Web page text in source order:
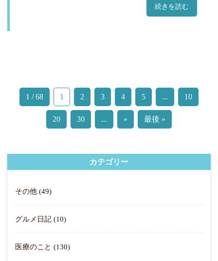
続きを読む
1 / 68 1 2 3 4 5 ... 10
20 30 ... » 最後 »
カテゴリー
その他 (49)
グルメ日記 (10)
医療のこと (130)